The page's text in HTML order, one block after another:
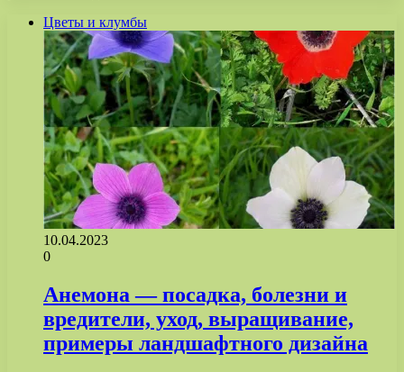
Цветы и клумбы
10.04.2023
0
Анемона — посадка, болезни и
вредители, уход, выращивание,
примеры ландшафтного дизайна